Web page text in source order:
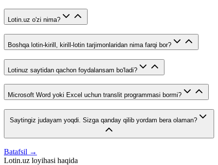
Lotin.uz o'zi nima?
Boshqa lotin-kirill, kirill-lotin tarjimonlaridan nima farqi bor?
Lotinuz saytidan qachon foydalansam bo'ladi?
Microsoft Word yoki Excel uchun translit programmasi bormi?
Saytingiz judayam yoqdi. Sizga qanday qilib yordam bera olaman?
Batafsil →
Lotin.uz loyihasi haqida